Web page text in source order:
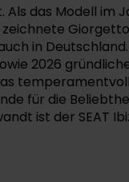
das Modell im
in
2026
für die
ist der SEAT